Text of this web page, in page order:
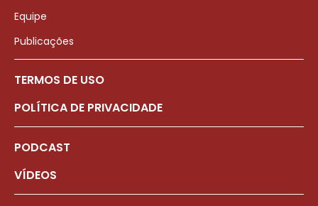
Equipe
Publicações
TERMOS DE USO
POLÍTICA DE PRIVACIDADE
PODCAST
VÍDEOS